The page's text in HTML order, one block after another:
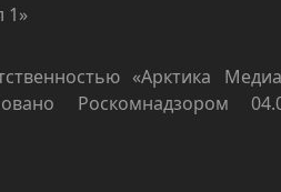
1»
«Арктика
Роскомнадзором